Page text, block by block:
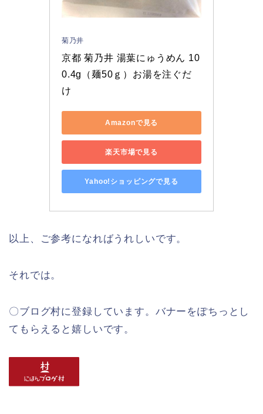
菊乃井
京都 菊乃井 湯葉にゅうめん 10
0.4g（麺50ｇ）お湯を注ぐだ
け
Amazonで見る
楽天市場で見る
Yahoo!ショッピングで見る
以上、ご参考になればうれしいです。
それでは。
〇ブログ村に登録しています。バナーをぽちっとし
てもらえると嬉しいです。